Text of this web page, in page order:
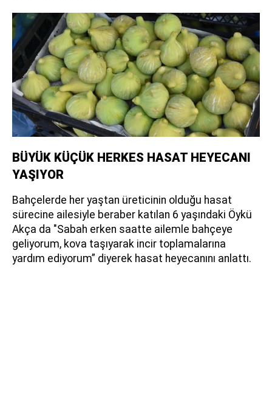
BÜYÜK KÜÇÜK HERKES HASAT HEYECANI
YAŞIYOR
Bahçelerde her yaştan üreticinin olduğu hasat
sürecine ailesiyle beraber katılan 6 yaşındaki Öykü
Akça da "Sabah erken saatte ailemle bahçeye
geliyorum, kova taşıyarak incir toplamalarına
yardım ediyorum” diyerek hasat heyecanını anlattı.